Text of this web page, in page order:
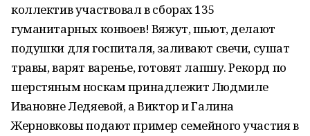
коллектив участвовал в сборах 135
гуманитарных конвоев! Вяжут, шьют, делают
подушки для госпиталя, заливают свечи, сушат
травы, варят варенье, готовят лапшу. Рекорд по
шерстяным носкам принадлежит Людмиле
Ивановне Ледяевой, а Виктор и Галина
Жерновковы подают пример семейного участия в